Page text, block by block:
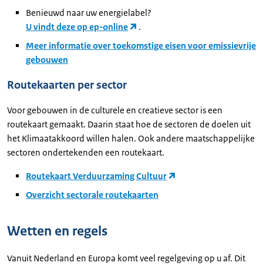
Benieuwd naar uw energielabel?
U vindt deze op ep-online
.
Meer informatie over toekomstige eisen voor emissievrije
gebouwen
Routekaarten per sector
Voor gebouwen in de culturele en creatieve sector is een
routekaart gemaakt. Daarin staat hoe de sectoren de doelen uit
het Klimaatakkoord willen halen. Ook andere maatschappelijke
sectoren ondertekenden een routekaart.
Routekaart Verduurzaming Cultuur
Overzicht sectorale routekaarten
Wetten en regels
Vanuit Nederland en Europa komt veel regelgeving op u af. Dit